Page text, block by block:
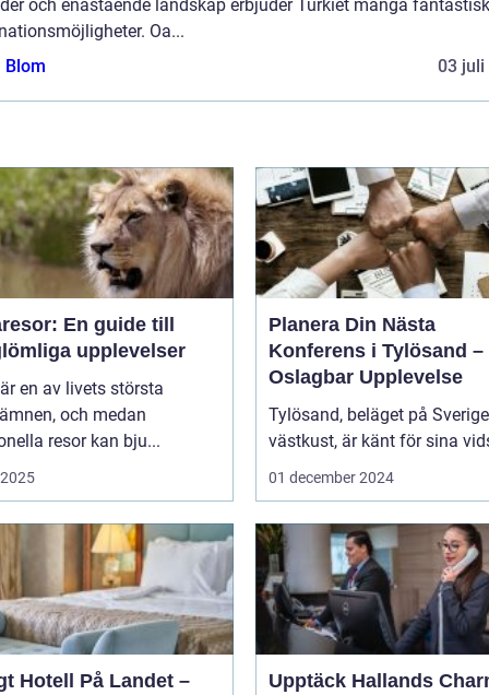
och enastående landskap erbjuder Turkiet många
Oa...
Blom
03 juli
En guide till
upplevelser
en av livets största
och medan
resor kan bju...
Planera Din Nästa
Konferens i Tylösand –
Oslagbar Upplevelse
Tylösand, beläget på
västkust, är känt för sina
01 december 2024
Hotell På Landet –
Upptäck Hallands